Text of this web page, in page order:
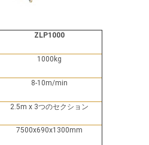
ZLP1000
1000kg
8-10m/min
2.5m x 3つのセクション
7500x690x1300mm